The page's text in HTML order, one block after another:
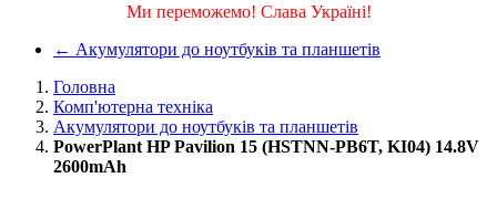
Ми переможемо! Слава Україні!
← Акумулятори до ноутбуків та планшетів
Головна
Комп'ютерна техніка
Акумулятори до ноутбуків та планшетів
PowerPlant HP Pavilion 15 (HSTNN-PB6T, KI04) 14.8V
2600mAh